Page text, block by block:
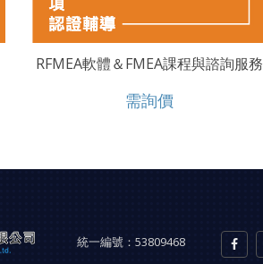
RFMEA軟體＆FMEA課程與諮詢服務
需詢價
統一編號： 53809468